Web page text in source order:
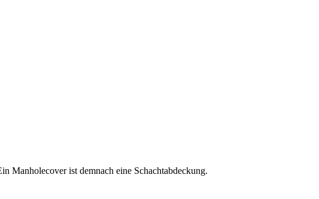
Manholecover ist demnach eine Schachtabdeckung.